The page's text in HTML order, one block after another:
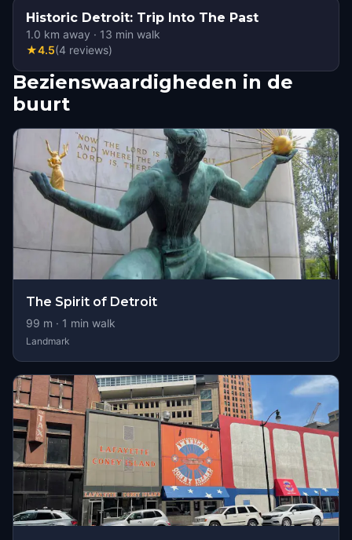
Historic Detroit: Trip Into The Past
1.0 km away · 13 min walk
★4.5(4 reviews)
Bezienswaardigheden in de
buurt
The Spirit of Detroit
99 m · 1 min walk
Landmark